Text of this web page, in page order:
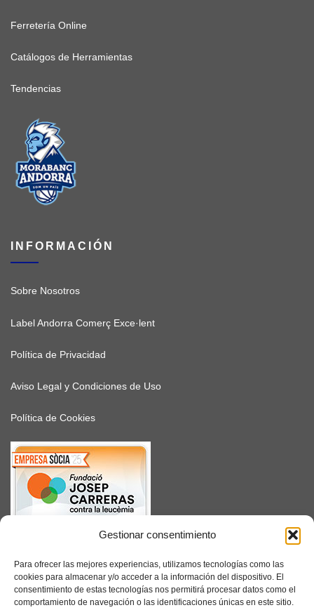
Gestionar consentimiento
Para ofrecer las mejores experiencias, utilizamos tecnologías como las
cookies para almacenar y/o acceder a la información del dispositivo. El
consentimiento de estas tecnologías nos permitirá procesar datos como el
comportamiento de navegación o las identificaciones únicas en este sitio.
Ferretería Online
Catálogos de Herramientas
Tendencias
INFORMACIÓN
Sobre Nosotros
Label Andorra Comerç Exce·lent
Política de Privacidad
Aviso Legal y Condiciones de Uso
Política de Cookies
SUSCRÍBETE